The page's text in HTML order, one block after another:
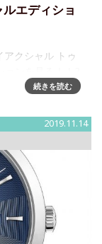
エディショ
クシャル トゥ
インスタグラム
続きを読む
2019.11.14